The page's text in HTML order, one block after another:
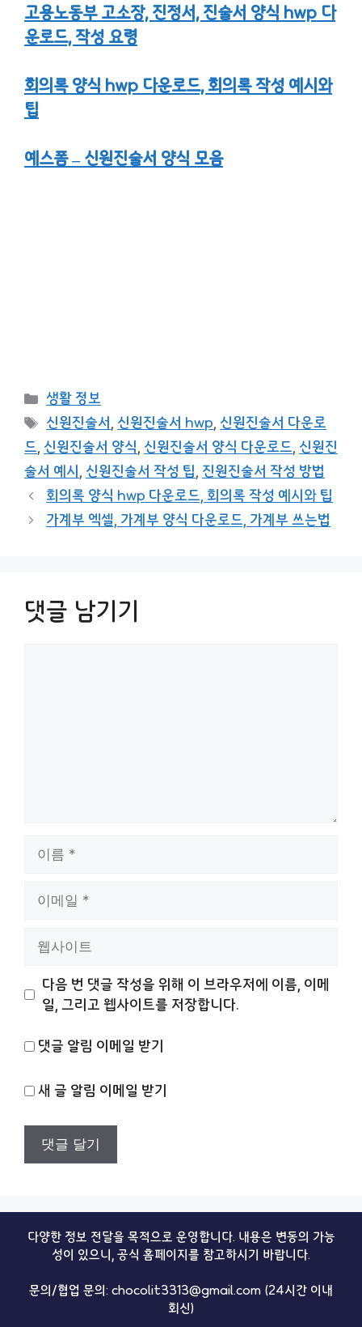
고용노동부 고소장, 진정서, 진술서 양식 hwp 다
운로드, 작성 요령
회의록 양식 hwp 다운로드, 회의록 작성 예시와
팁
예스폼 – 신원진술서 양식 모음
카
테
고
리
생활 정보
태
그
신원진술서, 신원진술서 hwp, 신원진술서 다운로
드, 신원진술서 양식, 신원진술서 양식 다운로드, 신원진
술서 예시, 신원진술서 작성 팁, 진원진술서 작성 방법
회의록 양식 hwp 다운로드, 회의록 작성 예시와 팁
가계부 엑셀, 가계부 양식 다운로드, 가계부 쓰는법
댓글 남기기
트
다음 번 댓글 작성을 위해 이 브라우저에 이름, 이메
일, 그리고 웹사이트를 저장합니다.
댓글 알림 이메일 받기
새 글 알림 이메일 받기
다양한 정보 전달을 목적으로 운영합니다. 내용은 변동의 가능
성이 있으니, 공식 홈페이지를 참고하시기 바랍니다.
문의/협업 문의: chocolit3313@gmail.com (24시간 이내
회신)